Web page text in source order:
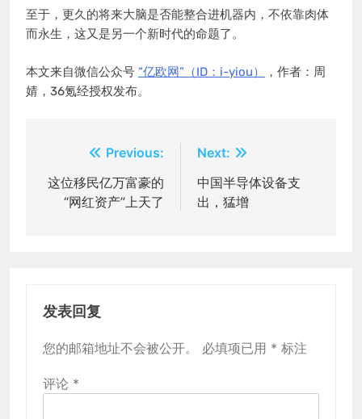
至于，更久的将来大脑是否能整合进机器内，不依靠肉体
而永生，这又是另一个新时代的命题了。
本文来自微信公众号 “亿欧网”（ID：i-yiou）
，作者：周
婧，36氪经授权发布。
章
Previous:
这位移民亿万富豪的
“网红资产”上天了
Next:
中国半导体设备支
出，猛增
发表回复
您的邮箱地址不会被公开。 必填项已用 * 标注
评论 *